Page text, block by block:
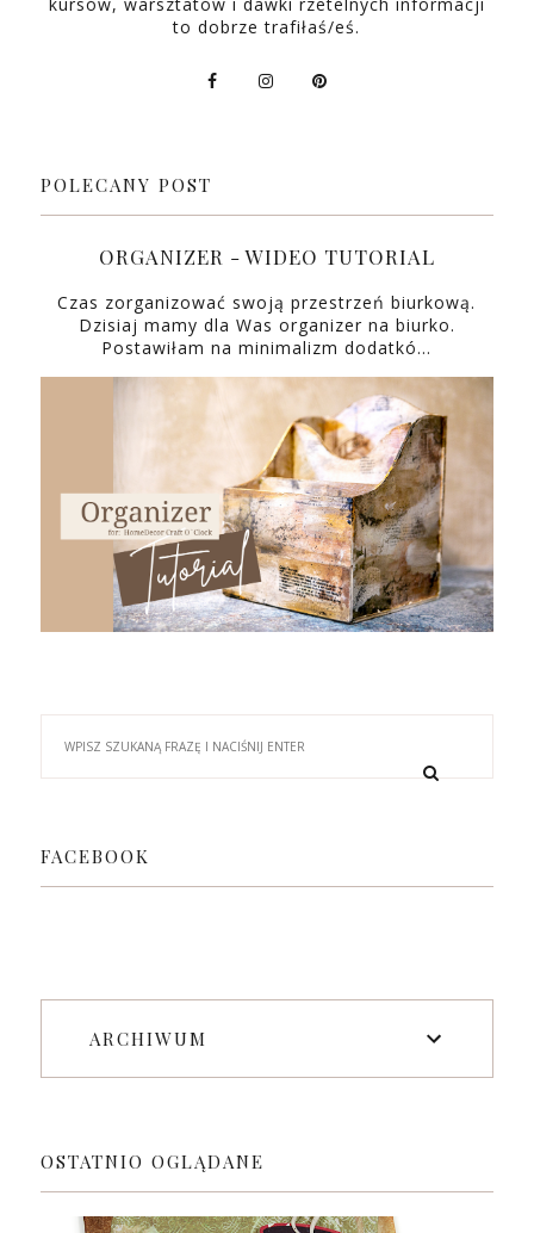
to dobrze trafiłaś/eś.
POLECANY POST
ORGANIZER - WIDEO TUTORIAL
Czas zorganizować swoją przestrzeń biurkową.
Dzisiaj mamy dla Was organizer na biurko.
Postawiłam na minimalizm dodatkó…
FACEBOOK
ARCHIWUM
OSTATNIO OGLĄDANE